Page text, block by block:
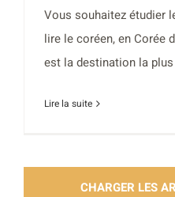
Vous souhaitez étudier
lire le coréen, en Corée
est la destination la plus
Lire la suite
CHARGER LES